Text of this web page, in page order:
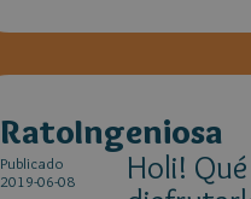
RatoIngeniosa
Publicado
2019-06-08
Holi!